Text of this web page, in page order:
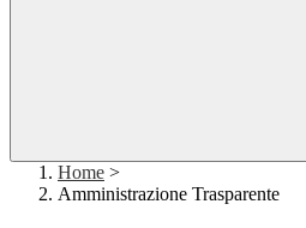
Home >
Amministrazione Trasparente